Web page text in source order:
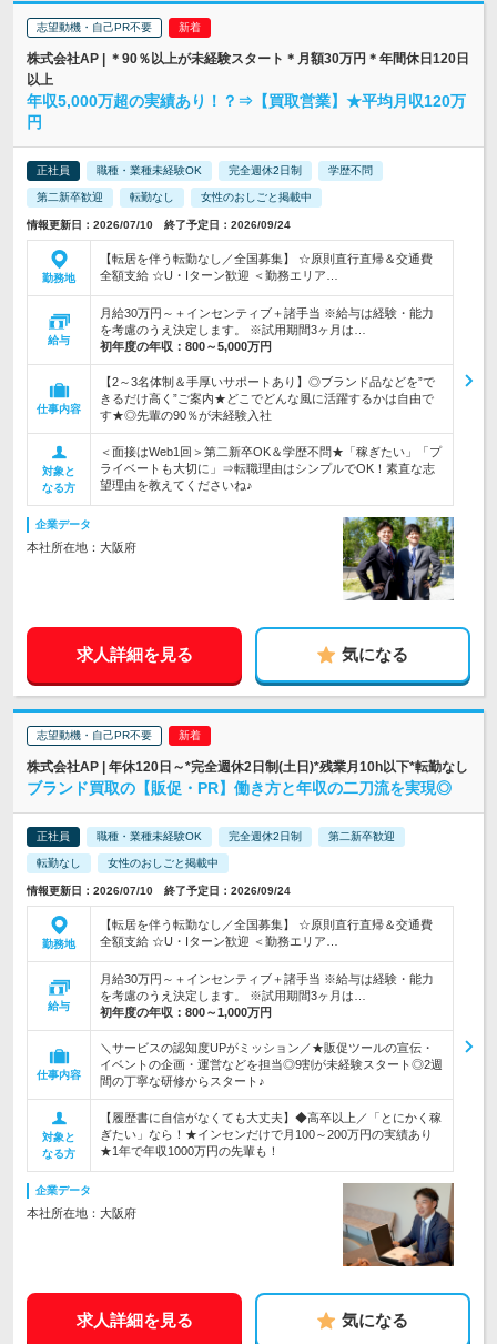
志望動機・自己PR不要
株式会社AP | ＊90％以上が未経験スタート＊月額30万円＊年間休日120日
以上
年収5,000万超の実績あり！？⇒【買取営業】★平均月収120万
円
正社員 職種・業種未経験OK 完全週休2日制 学歴不問
第二新卒歓迎 転勤なし 女性のおしごと掲載中
情報更新日：2026/07/10 終了予定日：2026/09/24
勤務地
【転居を伴う転勤なし／全国募集】 ☆原則直行直帰＆交通費
全額支給 ☆U・Iターン歓迎 ＜勤務エリア…
給与
月給30万円～＋インセンティブ＋諸手当 ※給与は経験・能力
を考慮のうえ決定します。 ※試用期間3ヶ月は…
初年度の年収： 800～5,000万円
仕事内容
【2～3名体制＆手厚いサポートあり】◎ブランド品などを”で
きるだけ高く”ご案内★どこでどんな風に活躍するかは自由で
す★◎先輩の90％が未経験入社
対象と
なる方
＜面接はWeb1回＞第二新卒OK＆学歴不問★「稼ぎたい」「プ
ライベートも大切に」⇒転職理由はシンプルでOK！素直な志
望理由を教えてくださいね♪
企業データ
本社所在地：大阪府
求人詳細を見る 気になる
志望動機・自己PR不要
株式会社AP | 年休120日～*完全週休2日制(土日)*残業月10h以下*転勤なし
ブランド買取の【販促・PR】働き方と年収の二刀流を実現◎
正社員 職種・業種未経験OK 完全週休2日制 第二新卒歓迎
転勤なし 女性のおしごと掲載中
情報更新日：2026/07/10 終了予定日：2026/09/24
勤務地
【転居を伴う転勤なし／全国募集】 ☆原則直行直帰＆交通費
全額支給 ☆U・Iターン歓迎 ＜勤務エリア…
給与
月給30万円～＋インセンティブ＋諸手当 ※給与は経験・能力
を考慮のうえ決定します。 ※試用期間3ヶ月は…
初年度の年収： 800～1,000万円
仕事内容
＼サービスの認知度UPがミッション／★販促ツールの宣伝・
イベントの企画・運営などを担当◎9割が未経験スタート◎2週
間の丁寧な研修からスタート♪
対象と
なる方
【履歴書に自信がなくても大丈夫】◆高卒以上／「とにかく稼
ぎたい」なら！★インセンだけで月100～200万円の実績あり
★1年で年収1000万円の先輩も！
企業データ
本社所在地：大阪府
求人詳細を見る 気になる